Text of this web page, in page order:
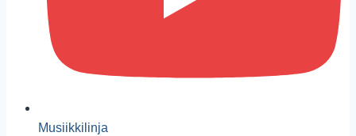
Musiikkilinja